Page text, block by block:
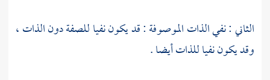
الثاني : نفي الذات الموصوفة : قد يكون نفيا للصفة دون الذات ،
وقد يكون نفيا للذات أيضا .